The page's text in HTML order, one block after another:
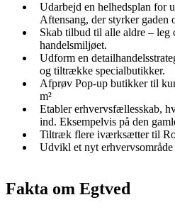
Udarbejd en helhedsplan for
Aftensang, der styrker gaden
Skab tilbud til alle aldre –
handelsmiljøet.
Udform en
og tiltrække specialbutikker.
Afprøv Pop-up butikker til
m²
Etabler erhvervsfællesskab,
ind. Eksempelvis på den
Tiltræk flere iværksætter til
Udvikl et nyt
Fakta om Egtved